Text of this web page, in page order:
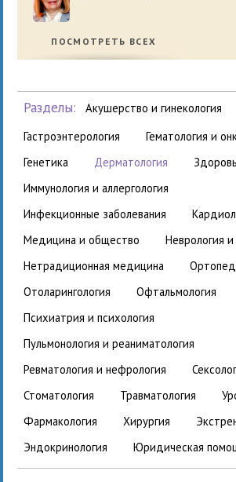
ПОСМОТРЕТЬ ВСЕХ
Разделы:
акушерство и гинекология
гастроэнтерология
гематология и
генетика
дерматология
иммунология и аллергология
инфекционные заболевания
медицина и общество
неврология
нетрадиционная медицина
отоларингология
офтальмология
психиатрия и психология
пульмонология и реаниматология
ревматология и нефрология
стоматология
травматология
фармакология
хирургия
эндокринология
юридическая